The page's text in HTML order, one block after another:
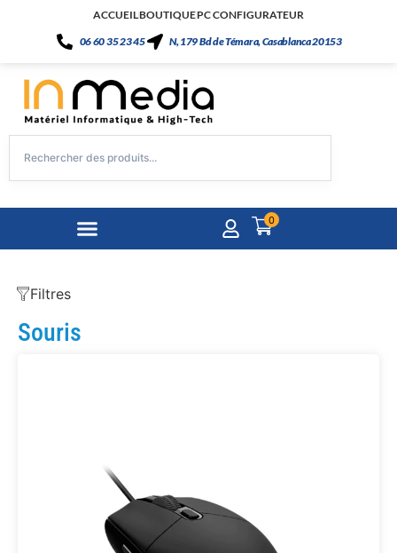
ACCUEILBOUTIQUEPC CONFIGURATEUR
06 60 35 23 45
N, 179 Bd de Témara, Casablanca 20153
0
Filtres
Souris